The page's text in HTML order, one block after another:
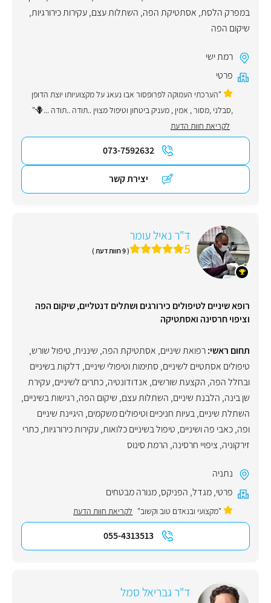
במפרק הלסת, אסתטיקת הפה, השתלות עצם,עקירות כירורגיות,
שיקום הפה
רמת ישי
פרטי
"הערכתי העמוקה לפרופסור אבו נעאג על מקצועיותו יוצת הדופן
,סבלני ,מסור , אמין , מעניק ביטחון וטיפול מצוין ..תודה ..תודה ...🪻"
לקריאת חוות הדעת
073-7592632
יצירת קשר
ד"ר נאיל עומר
5 ( 9 חוות דעת )
רופא שיניים לטיפולים כירורגים ושתלים דנטליים, שיקום הפה
וציפוי חרסינה ואסתטיקה
תחום ראשי:רפואת שיניים, אסתטיקת הפה, שיננית, טיפול שורש,
טיפולים אסתטיים לשיניים, סתימות וטיפולי שיניים, דלקות בשיניים
ובחלל הפה, הקצעת שורשים, אנדודונטיה,כתרים לשיניים,עקירת
שן בינה, הלבנת שיניים, השתלות עצם, שיקום הפה,רגישות בשיניים,
השתלת שיניים,בעיות חניכיים וטיפולים משקמים, היגיינת שיניים
ופה,כאבי פה ושיניים, טיפול בשיניים כלואות,עקירות כירורגיות,כתרי
זירקוניה, ציפויי חרסינה, הרמת סינוס
נתניה
פרטי,מגדל, הפניקס,מנורה מבטחים
"מקצועי ובנאדם טוב וקשוב" לקריאת חוות הדעת
055-4313513
ד"ר גבריאל סמל